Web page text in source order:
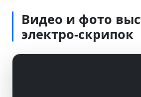
Видео и фото
электро-скрипок